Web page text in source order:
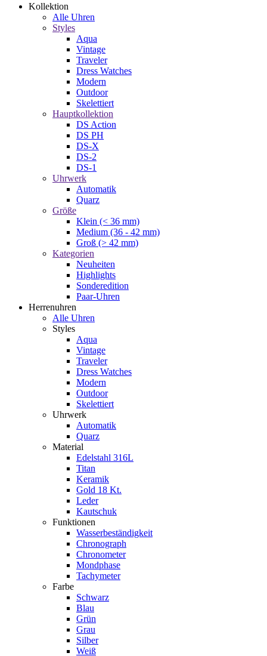
Kollektion
Alle Uhren
Styles
Aqua
Vintage
Traveler
Dress Watches
Modern
Outdoor
Skelettiert
Hauptkollektion
DS Action
DS PH
DS-X
DS-2
DS-1
Uhrwerk
Automatik
Quarz
Größe
Klein (< 36 mm)
Medium (36 - 42 mm)
Groß (> 42 mm)
Kategorien
Neuheiten
Highlights
Sonderedition
Paar-Uhren
Herrenuhren
Alle Uhren
Styles
Aqua
Vintage
Traveler
Dress Watches
Modern
Outdoor
Skelettiert
Uhrwerk
Automatik
Quarz
Material
Edelstahl 316L
Titan
Keramik
Gold 18 Kt.
Leder
Kautschuk
Funktionen
Wasserbeständigkeit
Chronograph
Chronometer
Mondphase
Tachymeter
Farbe
Schwarz
Blau
Grün
Grau
Silber
Weiß